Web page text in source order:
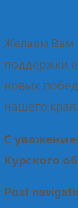
Желаем Вам
поддержки
новых
нашего края.
С
Курского
Post